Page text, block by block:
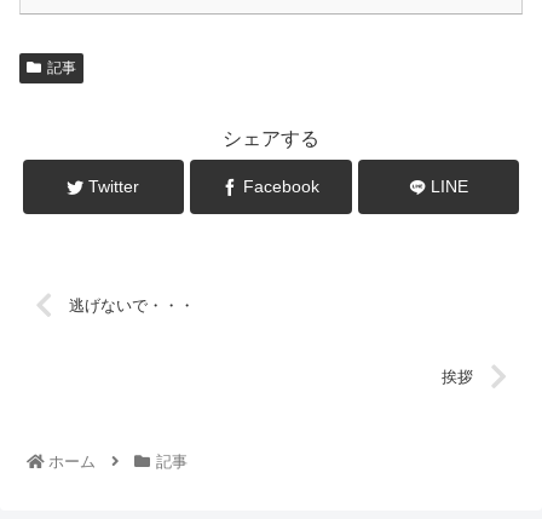
記事
シェアする
Twitter Facebook LINE
逃げないで・・・
挨拶
ホーム 記事